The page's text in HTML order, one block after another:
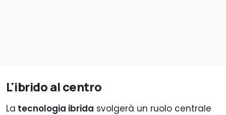
L'ibrido al centro
La tecnologia ibrida svolgerà un ruolo centrale